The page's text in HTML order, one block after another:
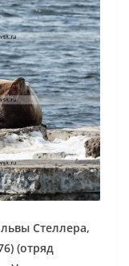
Стеллера,
(отряд